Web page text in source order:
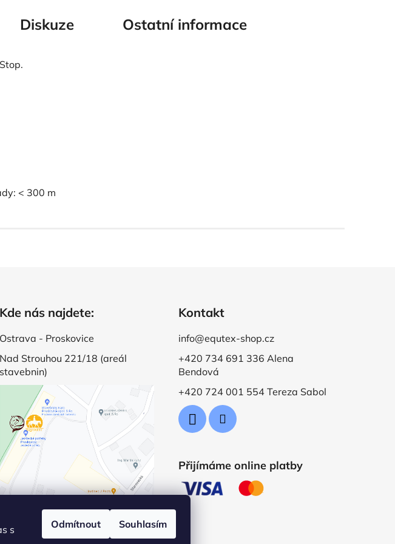
s
Odmítnout Souhlasím
Diskuze Ostatní informace
< 300 m
Kde nás najdete:
Ostrava - Proskovice
Nad Strouhou 221/18 (areál
stavebnin)
Kontakt
info@equtex-shop.cz
+420 734 691 336 Alena
Bendová
+420 724 001 554 Tereza Sabol
Přijímáme online platby